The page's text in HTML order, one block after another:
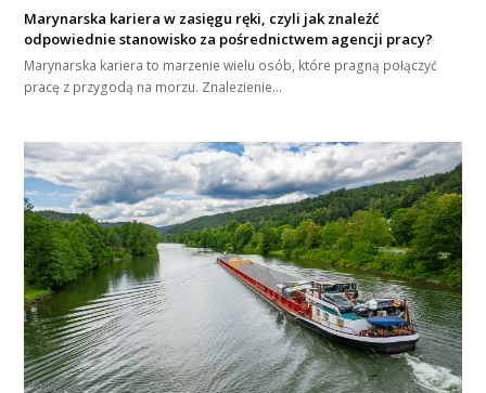
Marynarska kariera w zasięgu ręki, czyli jak znaleźć
odpowiednie stanowisko za pośrednictwem agencji pracy?
Marynarska kariera to marzenie wielu osób, które pragną połączyć
pracę z przygodą na morzu. Znalezienie…